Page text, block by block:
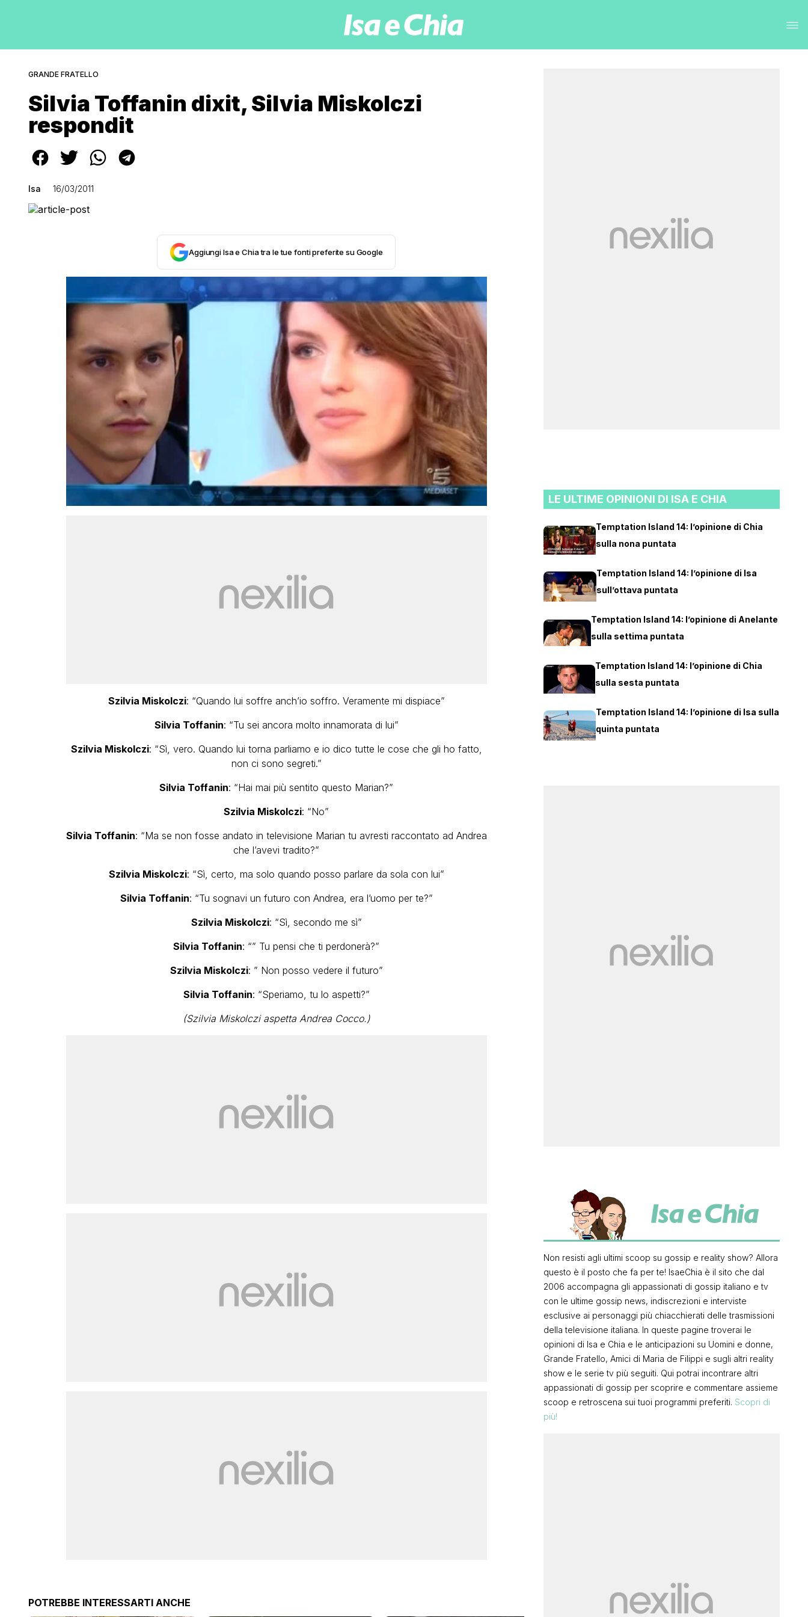
GRANDE FRATELLO
Silvia Toffanin dixit, Silvia Miskolczi
respondit
Isa 16/03/2011
Aggiungi Isa e Chia tra le tue fonti preferite su Google
Szilvia Miskolczi: “Quando lui soffre anch’io soffro. Veramente mi dispiace”
Silvia Toffanin: “Tu sei ancora molto innamorata di lui”
Szilvia Miskolczi: “Sì, vero. Quando lui torna parliamo e io dico tutte le cose che gli ho fatto,
non ci sono segreti.”
Silvia Toffanin: “Hai mai più sentito questo Marian?”
Szilvia Miskolczi: “No”
Silvia Toffanin: “Ma se non fosse andato in televisione Marian tu avresti raccontato ad Andrea
che l’avevi tradito?”
Szilvia Miskolczi: “Sì, certo, ma solo quando posso parlare da sola con lui”
Silvia Toffanin: “Tu sognavi un futuro con Andrea, era l’uomo per te?”
Szilvia Miskolczi: “Sì, secondo me sì”
Silvia Toffanin: “” Tu pensi che ti perdonerà?”
Szilvia Miskolczi: ” Non posso vedere il futuro”
Silvia Toffanin: “Speriamo, tu lo aspetti?”
(Szilvia Miskolczi aspetta Andrea Cocco.)
POTREBBE INTERESSARTI ANCHE
LE ULTIME OPINIONI DI ISA E CHIA
Temptation Island 14: l’opinione di Chia
sulla nona puntata
Temptation Island 14: l’opinione di Isa
sull’ottava puntata
Temptation Island 14: l’opinione di Anelante
sulla settima puntata
Temptation Island 14: l’opinione di Chia
sulla sesta puntata
Temptation Island 14: l’opinione di Isa sulla
quinta puntata
Non resisti agli ultimi scoop su gossip e reality show? Allora
questo è il posto che fa per te! IsaeChia è il sito che dal
2006 accompagna gli appassionati di gossip italiano e tv
con le ultime gossip news, indiscrezioni e interviste
esclusive ai personaggi più chiacchierati delle trasmissioni
della televisione italiana. In queste pagine troverai le
opinioni di Isa e Chia e le anticipazioni su Uomini e donne,
Grande Fratello, Amici di Maria de Filippi e sugli altri reality
show e le serie tv più seguiti. Qui potrai incontrare altri
appassionati di gossip per scoprire e commentare assieme
scoop e retroscena sui tuoi programmi preferiti. Scopri di
più!